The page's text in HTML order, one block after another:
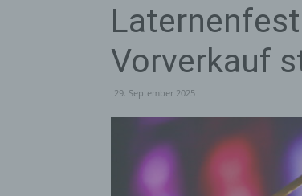
Vorverkauf
29. September 2025